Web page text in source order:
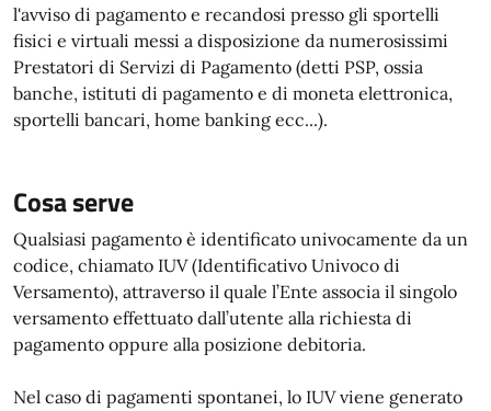
l'avviso di pagamento e recandosi presso gli sportelli
fisici e virtuali messi a disposizione da numerosissimi
Prestatori di Servizi di Pagamento (detti PSP, ossia
banche, istituti di pagamento e di moneta elettronica,
sportelli bancari, home banking ecc...).
Cosa serve
Qualsiasi pagamento è identificato univocamente da un
codice, chiamato IUV (Identificativo Univoco di
Versamento), attraverso il quale l’Ente associa il singolo
versamento effettuato dall’utente alla richiesta di
pagamento oppure alla posizione debitoria.
Nel caso di pagamenti spontanei, lo IUV viene generato